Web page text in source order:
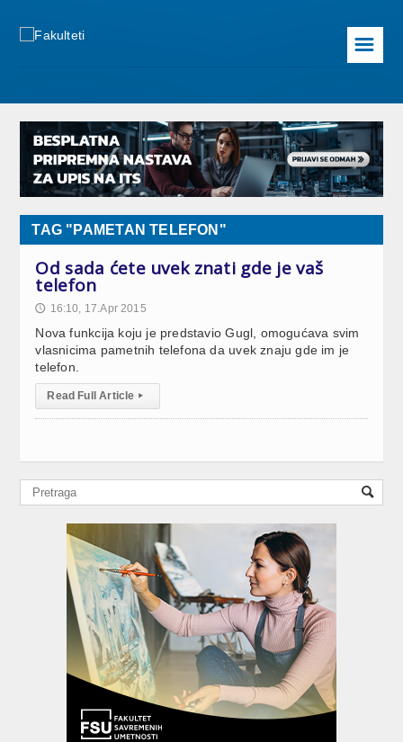
☰
TAG "PAMETAN TELEFON"
Od sada ćete uvek znati gde je vaš
telefon
🕔 16:10, 17.Apr 2015
Nova funkcija koju je predstavio Gugl, omogućava svim
vlasnicima pametnih telefona da uvek znaju gde im je
telefon.
Read Full Article ▸